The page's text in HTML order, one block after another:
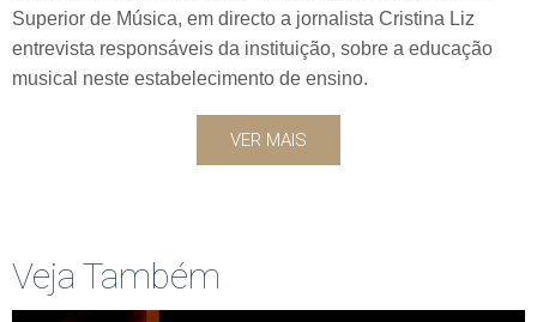
Superior de Música, em directo a jornalista Cristina Liz
entrevista responsáveis da instituição, sobre a educação
musical neste estabelecimento de ensino.
VER MAIS
Veja Também